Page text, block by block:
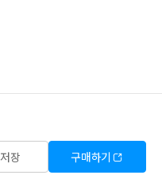
장 구매하기